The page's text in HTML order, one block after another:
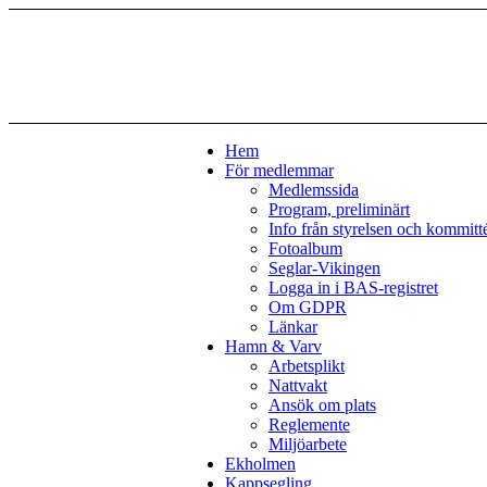
Hem
För medlemmar
Medlemssida
Program, preliminärt
Info från styrelsen och
Fotoalbum
Seglar-Vikingen
Logga in i BAS-registret
Om GDPR
Länkar
Hamn & Varv
Arbetsplikt
Nattvakt
Ansök om plats
Reglemente
Miljöarbete
Ekholmen
Kappsegling